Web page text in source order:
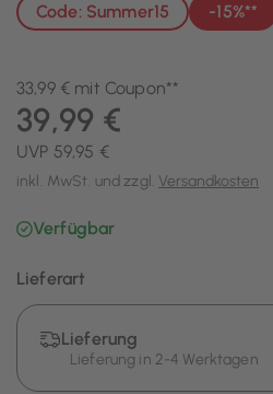
Code: Summer15 -15%**
33,99 € mit Coupon**
UVP 59,95 €
39,99 €
inkl. MwSt. und zzgl. Versandkosten
Verfügbar
Lieferart
Lieferung
Lieferung in 2-4 Werktagen